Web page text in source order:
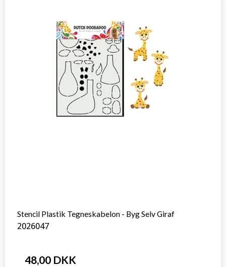
Stencil Plastik Tegneskabelon - Byg Selv Giraf
2026047
48,00 DKK